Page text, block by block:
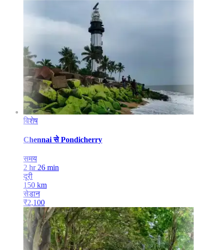
विशेष
Chennai से Pondicherry
समय
2 hr 26 min
दूरी
150 km
सेडान
₹2,100